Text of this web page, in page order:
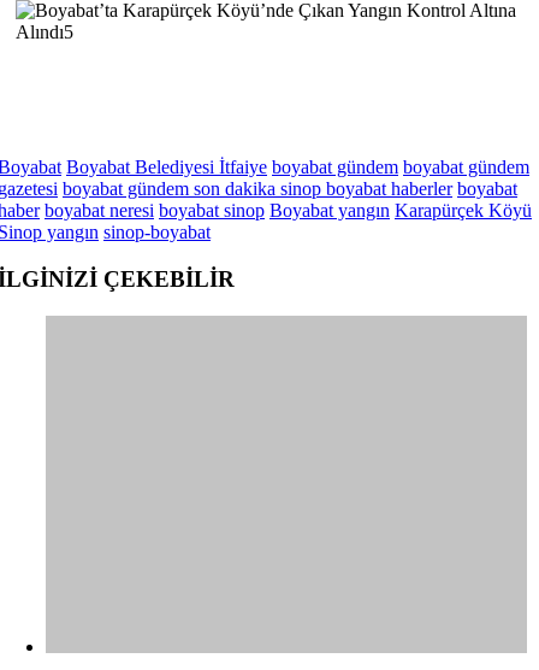
Boyabat Belediyesi İtfaiye boyabat gündem boyabat gündem
boyabat gündem son dakika sinop boyabat haberler boyabat
boyabat neresi boyabat sinop Boyabat yangın Karapürçek Köyü
yangın sinop-boyabat
ÇEKEBİLİR